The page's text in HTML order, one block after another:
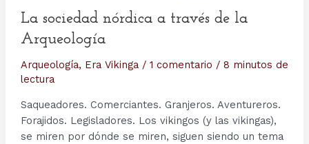
La sociedad nórdica a través de la
Arqueología
Arqueología, Era Vikinga/ 1 comentario / 8 minutos de
lectura
Saqueadores. Comerciantes. Granjeros. Aventureros.
Forajidos. Legisladores. Los vikingos (y las vikingas),
se miren por dónde se miren, siguen siendo un tema